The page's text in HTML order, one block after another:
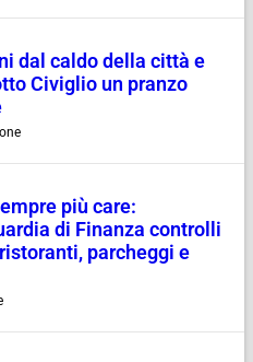
dal caldo della città e
Civiglio un pranzo
più care:
di Finanza controlli
parcheggi e